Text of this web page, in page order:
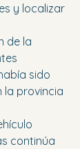
y localizar
de la
sido
la provincia
continúa